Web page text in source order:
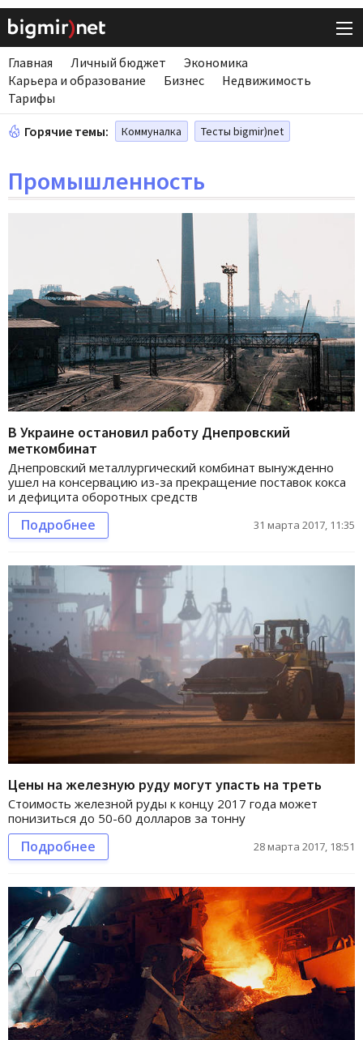
Главная Личный бюджет
Экономика
Карьера и образование
Бизнес
Недвижимость
Тарифы
Горячие темы: Коммуналка Тесты bigmir)net
Промышленность
В Украине остановил работу Днепровский
меткомбинат
Днепровский металлургический комбинат вынужденно
ушел на консервацию из-за прекращение поставок кокса
и дефицита оборотных средств
Подробнее 31 марта 2017, 11:35
Цены на железную руду могут упасть на треть
Стоимость железной руды к концу 2017 года может
понизиться до 50-60 долларов за тонну
Подробнее 28 марта 2017, 18:51